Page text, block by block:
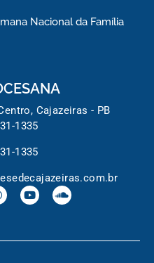
Nacional da Família
Cajazeiras - PB
1335
1335